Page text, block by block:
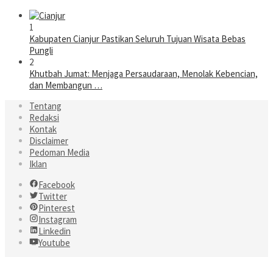
1
Kabupaten Cianjur Pastikan Seluruh Tujuan Wisata Bebas
Pungli
2
Khutbah Jumat: Menjaga Persaudaraan, Menolak Kebencian,
dan Membangun …
Tentang
Redaksi
Kontak
Disclaimer
Pedoman Media
Iklan
Facebook
Twitter
Pinterest
Instagram
Linkedin
Youtube